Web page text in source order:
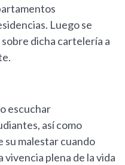
Luego se
dicha cartelería a
escuchar
así como
su malestar cuando
plena de la vida